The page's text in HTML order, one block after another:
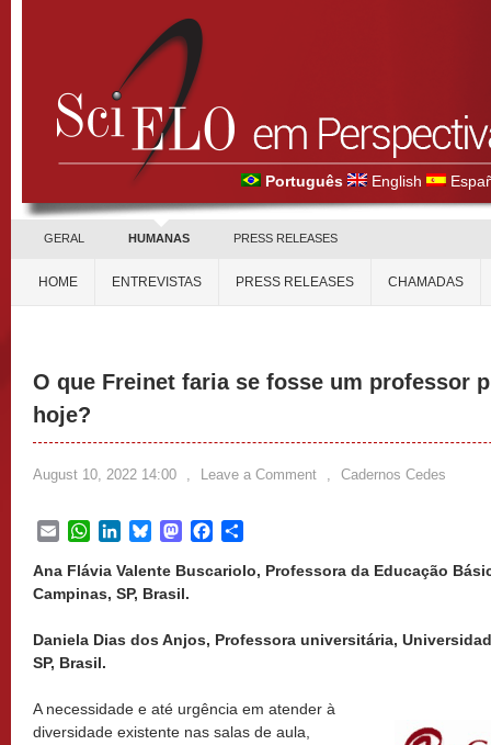
Português English
GERAL HUMANAS PRESS RELEASES
HOME ENTREVISTAS PRESS RELEASES CHAMADAS
O que Freinet faria se fosse um professor
hoje?
August 10, 2022 14:00 , Leave a Comment , Cadernos Cedes
EmailWhatsApp
LinkedInBlueskyMastodonFacebook
Ana Flávia Valente Buscariolo, Professora da Educação
Campinas, SP, Brasil.
Daniela Dias dos Anjos, Professora universitária,
SP, Brasil.
A necessidade e até urgência em atender à
diversidade existente nas salas de aula,